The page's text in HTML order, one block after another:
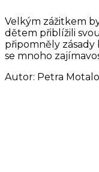
Velkým zážitkem
dětem přiblížili
připomněly
se mnoho
Autor: Petra